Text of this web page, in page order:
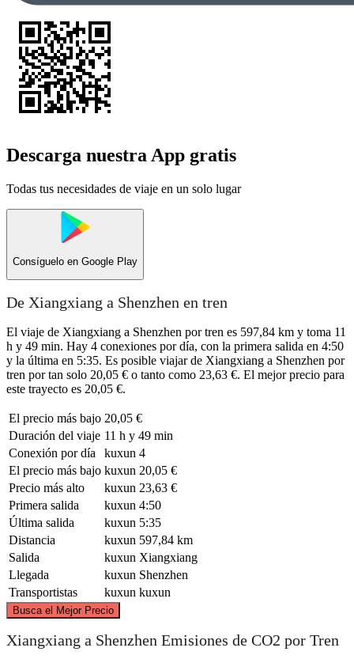
Descarga nuestra App gratis
Todas tus necesidades de viaje en un solo lugar
Consíguelo en Google Play
De Xiangxiang a Shenzhen en tren
El viaje de Xiangxiang a Shenzhen por tren es 597,84 km y toma 11
h y 49 min. Hay 4 conexiones por día, con la primera salida en 4:50
y la última en 5:35. Es posible viajar de Xiangxiang a Shenzhen por
tren por tan solo 20,05 € o tanto como 23,63 €. El mejor precio para
este trayecto es 20,05 €.
El precio más bajo 20,05 €
Duración del viaje 11 h y 49 min
Conexión por día
kuxun 4
El precio más bajo kuxun 20,05 €
Precio más alto
kuxun 23,63 €
Primera salida
kuxun 4:50
Última salida
kuxun 5:35
Distancia
kuxun 597,84 km
Salida
kuxun Xiangxiang
Llegada
kuxun Shenzhen
Transportistas
kuxun kuxun
Busca el Mejor Precio
Xiangxiang a Shenzhen Emisiones de CO2 por Tren